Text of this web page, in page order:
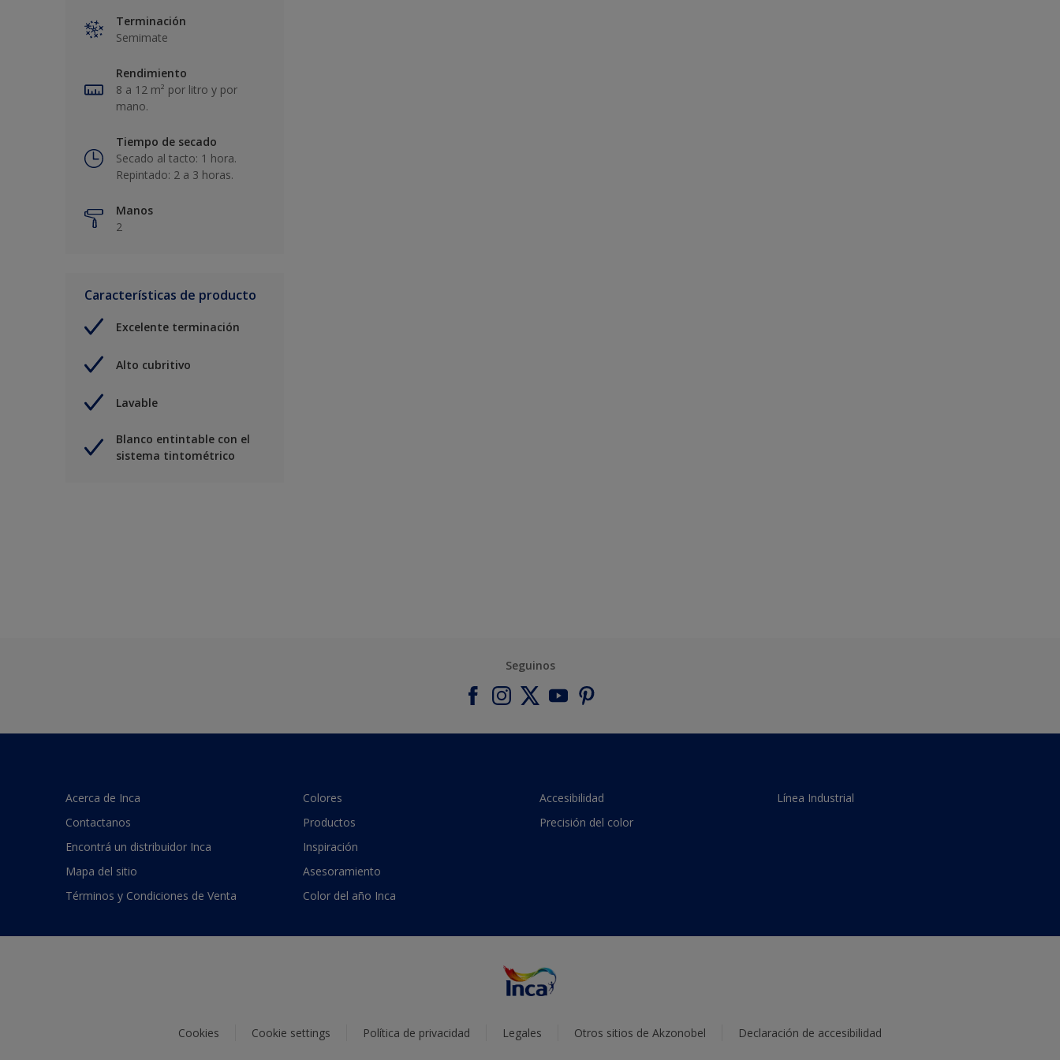
Terminación
Semimate
Rendimiento
8 a 12 m² por litro y por
mano.
Tiempo de secado
Secado al tacto: 1 hora.
Repintado: 2 a 3 horas.
Manos
2
Características de producto
Excelente terminación
Alto cubritivo
Lavable
Blanco entintable con el
sistema tintométrico
Seguinos
Acerca de Inca
Contactanos
Encontrá un distribuidor Inca
Mapa del sitio
Términos y Condiciones de Venta
Colores
Productos
Inspiración
Asesoramiento
Color del año Inca
Accesibilidad
Precisión del color
Línea Industrial
Cookies Cookie settings Política de privacidad Legales Otros sitios de Akzonobel Declaración de accesibilidad